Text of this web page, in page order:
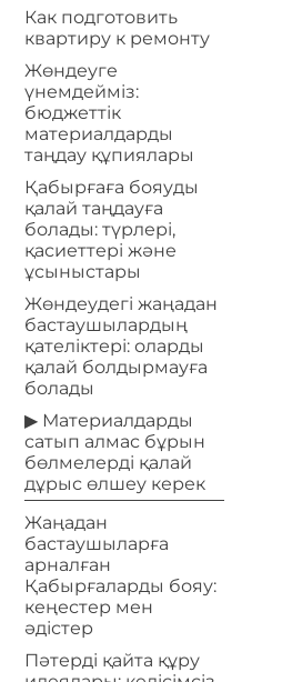
Как подготовить
квартиру к ремонту
Жөндеуге
үнемдейміз:
бюджеттік
материалдарды
таңдау құпиялары
Қабырғаға бояуды
қалай таңдауға
болады: түрлері,
қасиеттері және
ұсыныстары
Жөндеудегі жаңадан
бастаушылардың
қателіктері: оларды
қалай болдырмауға
болады
▶ Материалдарды
сатып алмас бұрын
бөлмелерді қалай
дұрыс өлшеу керек
Жаңадан
бастаушыларға
арналған
Қабырғаларды бояу:
кеңестер мен
әдістер
Пәтерді қайта құру